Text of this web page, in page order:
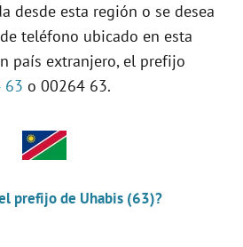
desde esta región o se desea
teléfono ubicado en esta
país extranjero, el prefijo
63 o 00264 63.
prefijo de Uhabis (63)?